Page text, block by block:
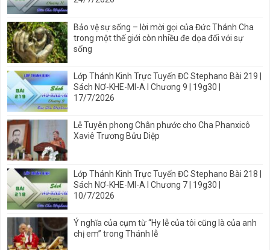
Bảo vệ sự sống – lời mời gọi của Đức Thánh Cha
trong một thế giới còn nhiều đe dọa đối với sự
sống
Lớp Thánh Kinh Trực Tuyến ĐC Stephano Bài 219 |
Sách NƠ-KHE-MI-A I Chương 9 | 19g30 |
17/7/2026
Lễ Tuyên phong Chân phước cho Cha Phanxicô
Xaviê Trương Bửu Diệp
Lớp Thánh Kinh Trực Tuyến ĐC Stephano Bài 218 |
Sách NƠ-KHE-MI-A I Chương 7 | 19g30 |
10/7/2026
Ý nghĩa của cụm từ “Hy lễ của tôi cũng là của anh
chị em” trong Thánh lễ